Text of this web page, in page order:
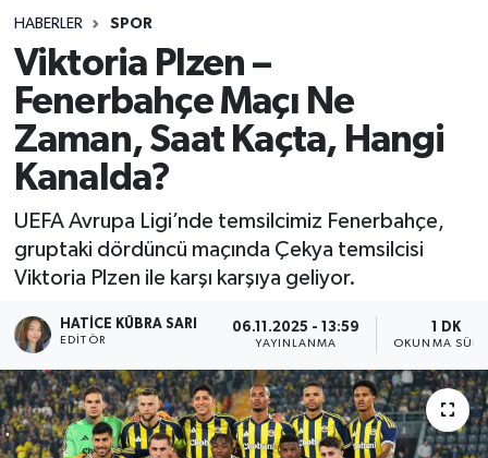
HABERLER SPOR
Viktoria Plzen –
Fenerbahçe Maçı Ne
Zaman, Saat Kaçta, Hangi
Kanalda?
UEFA Avrupa Ligi’nde temsilcimiz Fenerbahçe,
gruptaki dördüncü maçında Çekya temsilcisi
Viktoria Plzen ile karşı karşıya geliyor.
HATICE KÜBRA SARI
EDITÖR
06.11.2025 - 13:59
YAYINLANMA
1 DK
OKUNMA
Ulusal Haberler
Vefat Edenler